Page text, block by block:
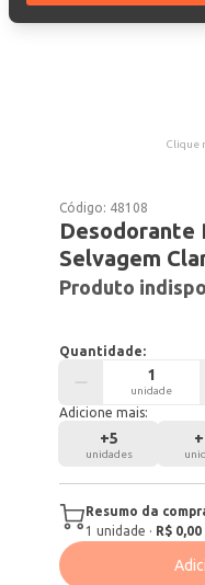
Clique
Código: 48108
Desodorante
Selvagem
Produto
Quantidade:
unidade
Adicione mais:
+5
unidades
+
Resumo da
1 unidade · R$ 0,00